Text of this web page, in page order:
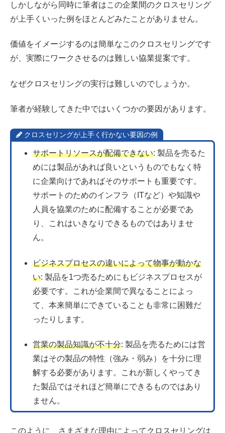
しかしながら同時に筆者はこの企業間のクロスセリング
が上手くいった例をほとんどみたことがありません。
価値をイメージするのは簡単なこのクロスセリングです
が、実際にワークさせるのは難しい協業提案です。
なぜクロスセリングの実行は難しいのでしょうか。
筆者が経験してきた中ではいくつかの要因があります。
クロスセリングが上手く行かない要因の例
サポートリソースが配備できない: 製品を売るた
めには製品があれば良いというものでもなく特
に企業向けであればそのサポートも重要です。
サポートのためのインフラ（ITなど）や知識や
人員を協業のために配備することが必要であ
り、これはいきなりできるものではありませ
ん。
ビジネスプロセスの違いによって物事が動かな
い: 製品を1つ売るためにもビジネスプロセスが
必要です。これが企業間で異なることによっ
て、本来簡単にできていることも非常に困難だ
ったりします。
営業の製品知識が不十分: 製品を売るためには営
業はその製品の特性（強み・弱み）を十分に理
解する必要があります。これが新しくやってき
た製品ではそれほど簡単にできるものではあり
ません。
このように、さまざまな理由によってクロスセリングは